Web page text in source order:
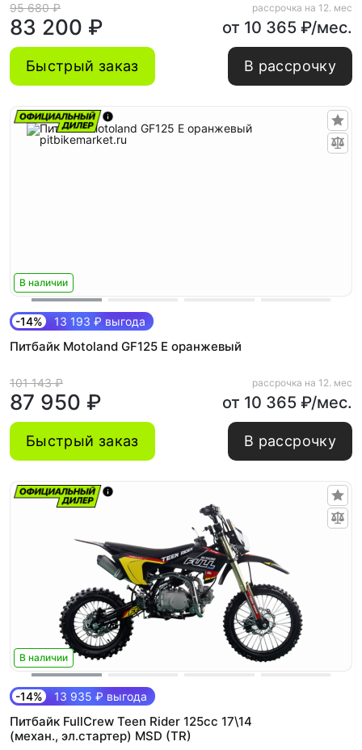
95 680 ₽
83 200 ₽
рассрочка на 12. мес
от 10 365 ₽/мес.
Быстрый заказ В рассрочку
В наличии
-14% 13 193 ₽ выгода
Питбайк Motoland GF125 E оранжевый
101 143 ₽
87 950 ₽
рассрочка на 12. мес
от 10 365 ₽/мес.
Быстрый заказ В рассрочку
В наличии
-14% 13 935 ₽ выгода
Питбайк FullCrew Teen Rider 125cc 17\14
(механ., эл.стартер) MSD (TR)